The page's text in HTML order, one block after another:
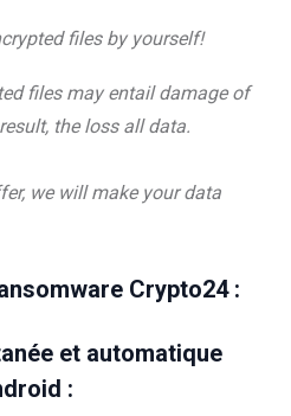
files by yourself!
files may entail damage of
the loss all data.
we will make your data
Crypto24 :
et automatique
: